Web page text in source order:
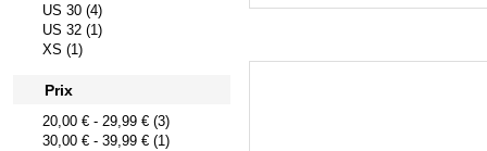
US 30 (4)
US 32 (1)
XS (1)
Prix
20,00 € -29,99 € (3)
30,00 € -39,99 € (1)